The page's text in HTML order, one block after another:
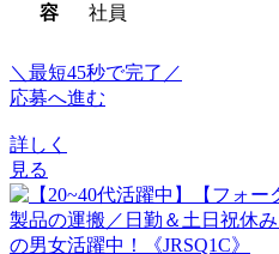
容
社員
＼最短45秒で完了／
応募へ進む
詳しく
見る